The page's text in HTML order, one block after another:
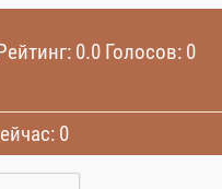
0.0 Голосов: 0
0